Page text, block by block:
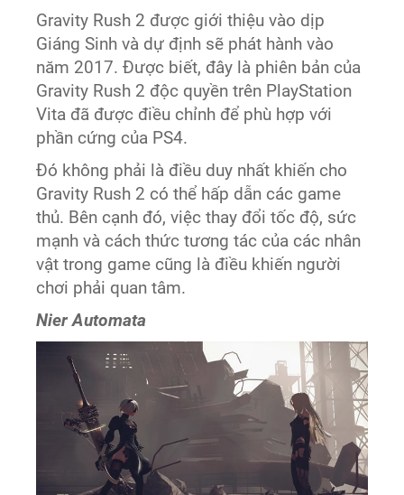
Gravity Rush 2 được giới thiệu vào dịp
Giáng Sinh và dự định sẽ phát hành vào
năm 2017. Được biết, đây là phiên bản của
Gravity Rush 2 độc quyền trên PlayStation
Vita đã được điều chỉnh để phù hợp với
phần cứng của PS4.
Đó không phải là điều duy nhất khiến cho
Gravity Rush 2 có thể hấp dẫn các game
thủ. Bên cạnh đó, việc thay đổi tốc độ, sức
mạnh và cách thức tương tác của các nhân
vật trong game cũng là điều khiến người
chơi phải quan tâm.
Nier Automata